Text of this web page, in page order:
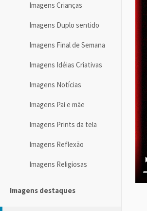
Imagens Crianças
Imagens Duplo sentido
Imagens Final de Semana
Imagens Idéias Criativas
Imagens Notícias
Imagens Pai e mãe
Imagens Prints da tela
Imagens Reflexão
Imagens Religiosas
Imagens destaques